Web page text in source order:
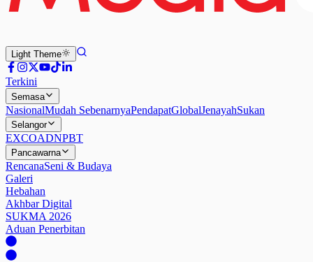
Light Theme
Terkini
Semasa
NasionalMudah SebenarnyaPendapatGlobalJenayahSukan
Selangor
EXCOADNPBT
Pancawarna
RencanaSeni & Budaya
Galeri
Hebahan
Akhbar Digital
SUKMA 2026
Aduan Penerbitan